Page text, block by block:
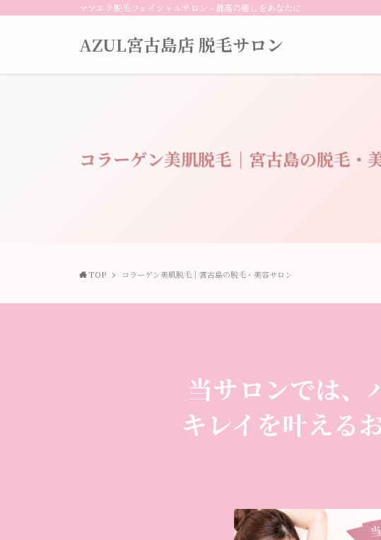
マツエク脱毛フェイシャルサロン - 最高の癒しをあなたに
AZUL宮古島店 脱毛サロン
コラーゲン美肌脱毛｜宮古島の脱毛・
TOP コラーゲン美肌脱毛｜宮古島の脱毛・美容サロン
当サロンでは、
キレイを叶える